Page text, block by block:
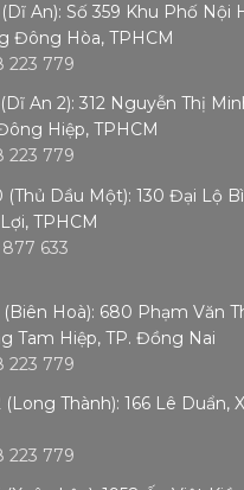
An): Số 359 Khu Phố Nội
Đông Hòa, TPHCM
223 779
An 2): 312 Nguyễn Thị
Hiệp, TPHCM
223 779
(Thủ Dầu Một): 130 Đại Lộ
TPHCM
633
(Biên Hoà): 680 Phạm Văn
Tam Hiệp, TP. Đồng Nai
223 779
Thành): 166 Lê Duẩn,
223 779